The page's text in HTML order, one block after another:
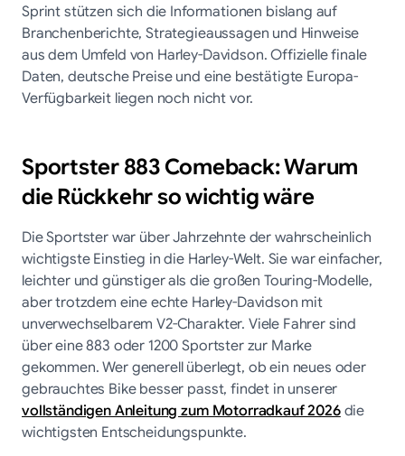
Sprint stützen sich die Informationen bislang auf
Branchenberichte, Strategieaussagen und Hinweise
aus dem Umfeld von Harley-Davidson. Offizielle finale
Daten, deutsche Preise und eine bestätigte Europa-
Verfügbarkeit liegen noch nicht vor.
Sportster 883 Comeback: Warum
die Rückkehr so wichtig wäre
Die Sportster war über Jahrzehnte der wahrscheinlich
wichtigste Einstieg in die Harley-Welt. Sie war einfacher,
leichter und günstiger als die großen Touring-Modelle,
aber trotzdem eine echte Harley-Davidson mit
unverwechselbarem V2-Charakter. Viele Fahrer sind
über eine 883 oder 1200 Sportster zur Marke
gekommen. Wer generell überlegt, ob ein neues oder
gebrauchtes Bike besser passt, findet in unserer
vollständigen Anleitung zum Motorradkauf 2026die
wichtigsten Entscheidungspunkte.